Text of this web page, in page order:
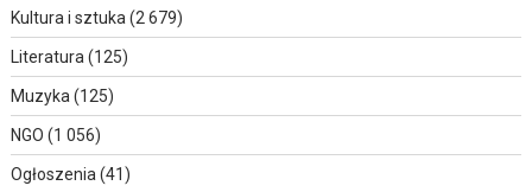
Kultura i sztuka (2 679)
Literatura (125)
Muzyka (125)
NGO (1 056)
Ogłoszenia (41)